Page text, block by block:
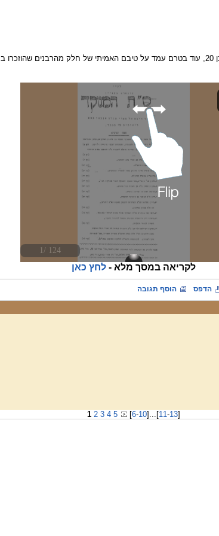
לקריאה במסך מלא - לחץ כאן
הדפס הוסף תגובה
1 2 3 4 5 [6-10] ... [11-13]